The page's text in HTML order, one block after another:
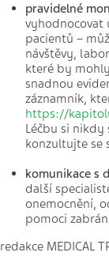
pravidelné
vyhodnocovat
pacientů –
návštěvy,
které by
snadnou
záznamník,
https://
Léčbu si nikdy
konzultujte se
komunikace s
další
onemocnění,
pomoci
redakce MEDICAL